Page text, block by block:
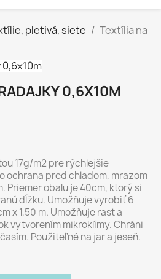
pletivá, siete
Textília na
0,6X10M
17g/m2 pre rýchlejšie
ochrana pred chladom, mrazom
Priemer obalu je 40cm, ktorý si
dĺžku. Umožňuje vyrobiť 6
x 1,50 m. Umožňuje rast a
vytvorením mikroklímy. Chráni
Použiteľné na jar a jeseň.